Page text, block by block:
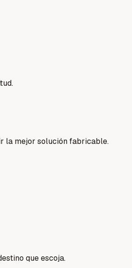
la mejor solución fabricable.
que escoja.